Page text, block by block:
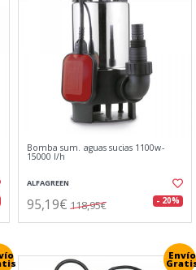
Bomba sum. aguas sucias 1100w-
15000 l/h
ALFAGREEN
95,19€ 118,95€ - 20%
Envío